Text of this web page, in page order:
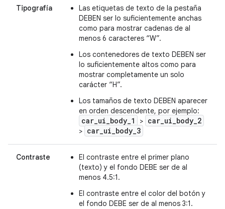
Tipografía
Las etiquetas de texto de la pestaña
DEBEN ser lo suficientemente anchas
como para mostrar cadenas de al
menos 6 caracteres “W”.
Los contenedores de texto DEBEN ser
lo suficientemente altos como para
mostrar completamente un solo
carácter “H”.
Los tamaños de texto DEBEN aparecer
en orden descendente, por ejemplo:
car_ui_body_1 > car_ui_body_2
> car_ui_body_3
Contraste
El contraste entre el primer plano
(texto) y el fondo DEBE ser de al
menos 4.5:1.
El contraste entre el color del botón y
el fondo DEBE ser de al menos 3:1.